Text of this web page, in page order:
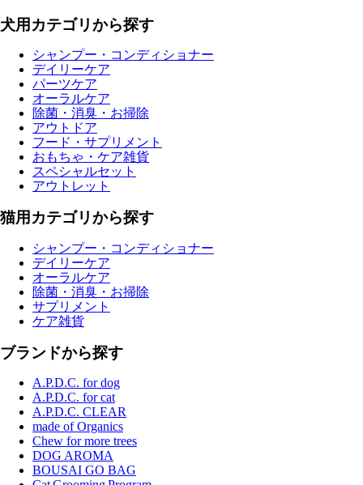
犬用カテゴリから探す
シャンプー・コンディショナー
デイリーケア
パーツケア
オーラルケア
除菌・消臭・お掃除
アウトドア
フード・サプリメント
おもちゃ・ケア雑貨
スペシャルセット
アウトレット
猫用カテゴリから探す
シャンプー・コンディショナー
デイリーケア
オーラルケア
除菌・消臭・お掃除
サプリメント
ケア雑貨
ブランドから探す
A.P.D.C. for dog
A.P.D.C. for cat
A.P.D.C. CLEAR
made of Organics
Chew for more trees
DOG AROMA
BOUSAI GO BAG